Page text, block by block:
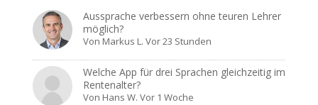
Aussprache verbessern ohne teuren Lehrer
möglich?
Von Markus L. Vor 23 Stunden
Welche App für drei Sprachen gleichzeitig im
Rentenalter?
Von Hans W. Vor 1 Woche